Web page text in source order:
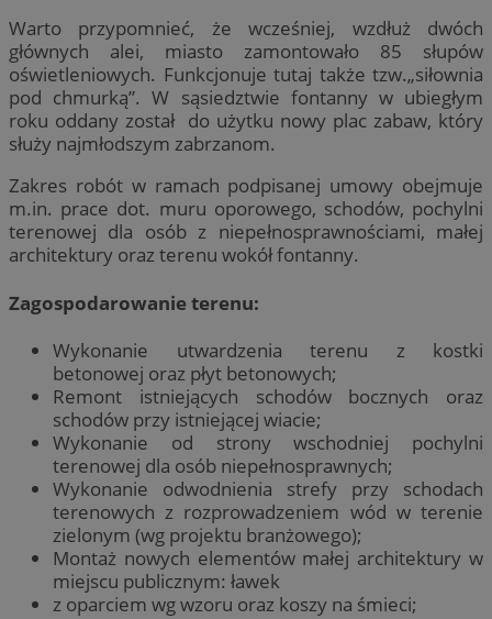
Warto przypomnieć, że wcześniej, wzdłuż dwóch
głównych alei, miasto zamontowało 85 słupów
oświetleniowych. Funkcjonuje tutaj także tzw.„siłownia
pod chmurką”. W sąsiedztwie fontanny w ubiegłym
roku oddany został do użytku nowy plac zabaw, który
służy najmłodszym zabrzanom.
Zakres robót w ramach podpisanej umowy obejmuje
m.in. prace dot. muru oporowego, schodów, pochylni
terenowej dla osób z niepełnosprawnościami, małej
architektury oraz terenu wokół fontanny.
Zagospodarowanie terenu:
Wykonanie utwardzenia terenu z kostki
betonowej oraz płyt betonowych;
Remont istniejących schodów bocznych oraz
schodów przy istniejącej wiacie;
Wykonanie od strony wschodniej pochylni
terenowej dla osób niepełnosprawnych;
Wykonanie odwodnienia strefy przy schodach
terenowych z rozprowadzeniem wód w terenie
zielonym (wg projektu branżowego);
Montaż nowych elementów małej architektury w
miejscu publicznym: ławek
z oparciem wg wzoru oraz koszy na śmieci;